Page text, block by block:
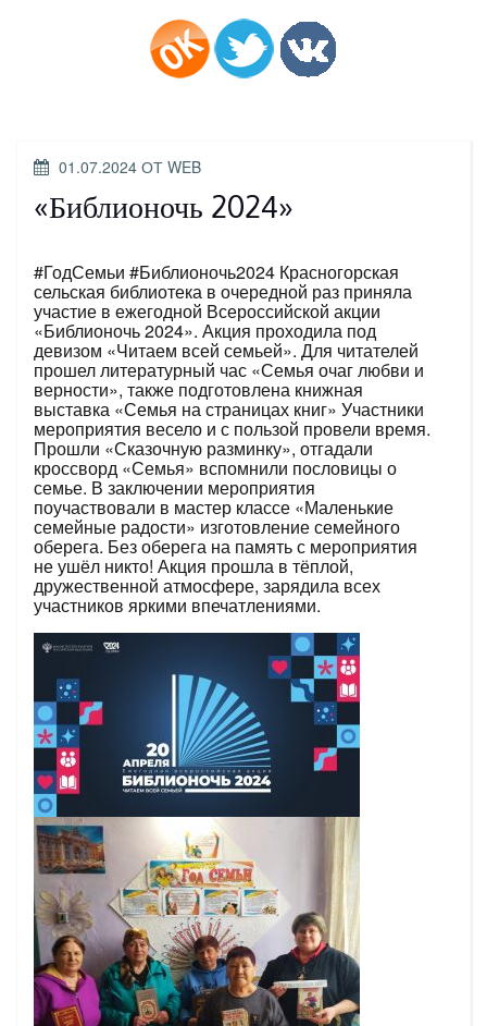
ОПУБЛИКОВАНО
01.07.2024 ОТ WEB
«Библионочь 2024»
#ГодСемьи #Библионочь2024 Красногорская
сельская библиотека в очередной раз приняла
участие в ежегодной Всероссийской акции
«Библионочь 2024». Акция проходила под
девизом «Читаем всей семьей». Для читателей
прошел литературный час «Семья очаг любви и
верности», также подготовлена книжная
выставка «Семья на страницах книг» Участники
мероприятия весело и с пользой провели время.
Прошли «Сказочную разминку», отгадали
кроссворд «Семья» вспомнили пословицы о
семье. В заключении мероприятия
поучаствовали в мастер классе «Маленькие
семейные радости» изготовление семейного
оберега. Без оберега на память с мероприятия
не ушёл никто! Акция прошла в тёплой,
дружественной атмосфере, зарядила всех
участников яркими впечатлениями.